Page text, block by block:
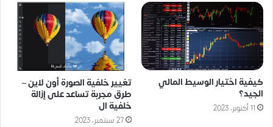
كيفية اختيار الوسيط المالي
الجيد؟
11 أكتوبر، 2023
تغيير خلفية الصورة أون لاين –
طرق مجربة تساعد على إزالة
خلفية ال
27 سبتمبر، 2023